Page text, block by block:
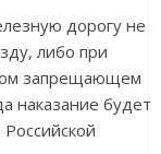
дорогу не
либо при
запрещающем
наказание будет